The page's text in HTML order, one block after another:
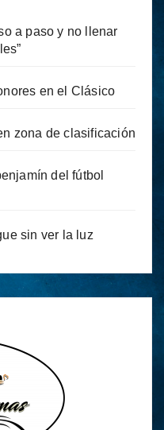
a paso y no llenar
en el Clásico
zona de clasificación
del fútbol
sin ver la luz